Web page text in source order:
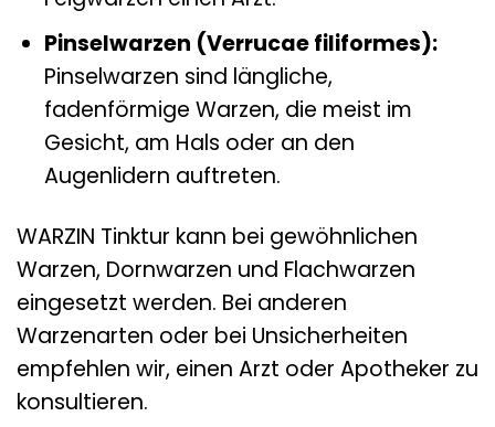
Pinselwarzen (Verrucae filiformes):
Pinselwarzen sind längliche,
fadenförmige Warzen, die meist im
Gesicht, am Hals oder an den
Augenlidern auftreten.
WARZIN Tinktur kann bei gewöhnlichen
Warzen, Dornwarzen und Flachwarzen
eingesetzt werden. Bei anderen
Warzenarten oder bei Unsicherheiten
empfehlen wir, einen Arzt oder Apotheker zu
konsultieren.